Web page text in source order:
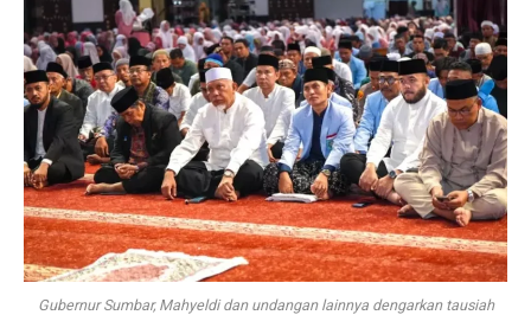
Gubernur Sumbar, Mahyeldi dan undangan lainnya dengarkan tausiah